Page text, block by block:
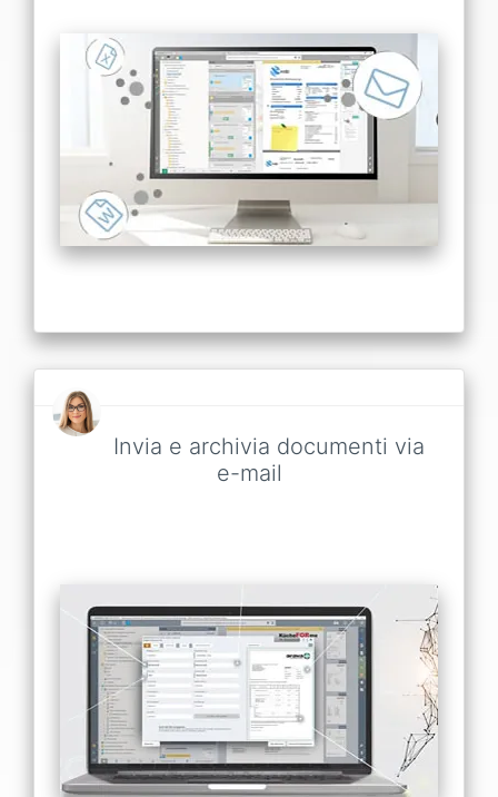
Invia e archivia documenti via
e-mail